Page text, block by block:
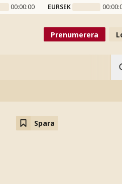
00:00:00 EURSEK
Prenumerera
Spara